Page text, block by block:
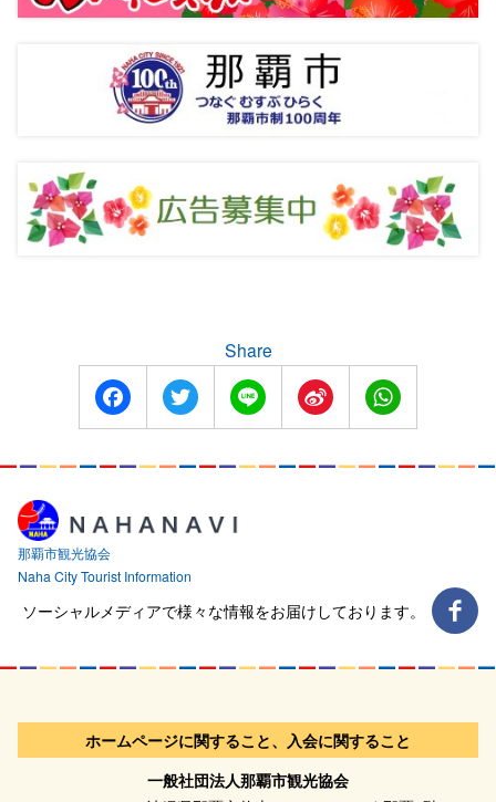
Share
FacebookTwitter Line
Sina
Weibo
WhatsApp
那覇市観光協会
Naha City Tourist Information
ソーシャルメディアで様々な情報をお届けしております。
ホームページに関すること、入会に関すること
一般社団法人那覇市観光協会